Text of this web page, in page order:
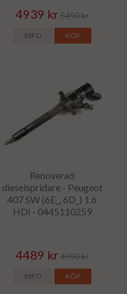
4939 kr 5490 kr
INFO KÖP
Renoverad
dieselspridare - Peugeot
407 SW (6E_, 6D_) 1.6
HDi - 0445110259
4489 kr 4990 kr
INFO KÖP